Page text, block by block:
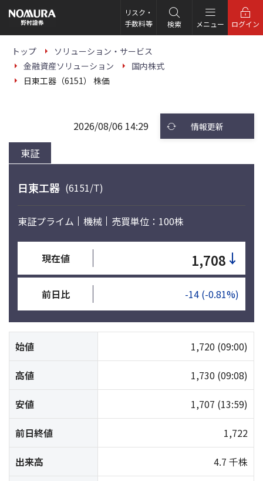
の
ー
リスク・
手数料等
検索 メニュー ログイン
トップ
ソリューション・サービス
金融資産ソリューション
国内株式
日東工器（6151） 株価
東証
2026/08/06 14:29 情報更新
日東工器 (6151/T)
東証プライム 機械 売買単位：100株
現在値 1,708 ↓
前日比 -14 (-0.81%)
始値 1,720 (09:00)
高値 1,730 (09:08)
安値 1,707 (13:59)
前日終値 1,722
出来高 4.7 千株